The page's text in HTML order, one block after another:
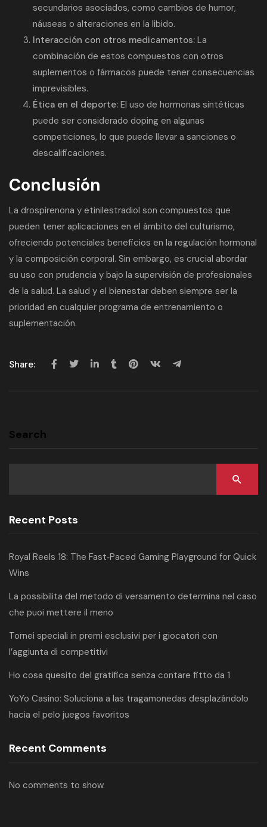
secundarios asociados, como cambios de humor,
náuseas o alteraciones en la libido.
Interacción con otros medicamentos: La
combinación de estos compuestos con otros
suplementos o fármacos puede tener consecuencias
imprevisibles.
Ética en el deporte: El uso de hormonas sintéticas
puede ser considerado doping en algunas
competiciones, lo que puede llevar a sanciones o
descalificaciones.
Conclusión
La drospirenona y etinilestradiol son compuestos que
pueden tener aplicaciones en el ámbito del culturismo,
ofreciendo potenciales beneficios en la regulación hormonal
y la composición corporal. Sin embargo, es crucial abordar
su uso con prudencia y bajo la supervisión de profesionales
de la salud. La salud y el bienestar deben siempre ser la
prioridad en cualquier programa de entrenamiento o
suplementación.
Share:
Search
Recent Posts
Royal Reels 18: The Fast‑Paced Gaming Playground for Quick
Wins
La possibilita del metodo di versamento determina nel caso
che puoi mettere il meno
Tornei speciali in premi esclusivi per i giocatori con
l’aggiunta di competitivi
Ho cosa quesito del gratifica senza contare fitto da 1
YoYo Casino: Soluciona a las tragamonedas desplazándolo
hacia el pelo juegos favoritos
Recent Comments
No comments to show.